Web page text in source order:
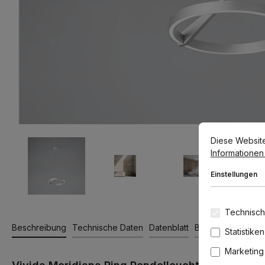
Beschreibung Technische Daten Datenblatt Bewertungen
Cookie-
Diese Website
Diese
Informationen
Einstellungen
Statistiken
Marketing